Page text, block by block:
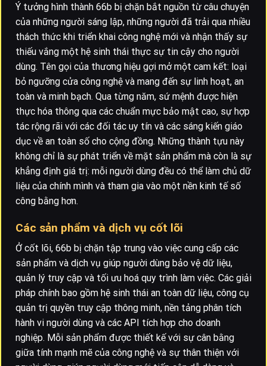
Ý tưởng hình thành 66b bị chặn bắt nguồn từ câu chuyện
của những người sáng lập, những người đã trải qua nhiều
thách thức khi triển khai công nghệ mới và nhận thấy sự
thiếu vắng một hệ sinh thái thực sự tin cậy cho người
dùng. Tên gọi của thương hiệu gợi mở một cam kết: loại
bỏ ngưỡng cửa công nghệ và mang đến sự linh hoạt, an
toàn và minh bạch. Qua từng năm, sứ mệnh được hiện
thực hóa thông qua các chuẩn mực bảo mật cao, sự hợp
tác rộng rãi với các đối tác uy tín và các sáng kiến giáo
dục về an toàn số cho cộng đồng. Những thành tựu này
không chỉ là sự phát triển về mặt sản phẩm mà còn là sự
khẳng định giá trị: mỗi người dùng đều có thể làm chủ dữ
liệu của chính mình và tham gia vào một nền kinh tế số
công bằng hơn.
Các sản phẩm và dịch vụ cốt lõi
Ở cốt lõi, 66b bị chặn tập trung vào việc cung cấp các
sản phẩm và dịch vụ giúp người dùng bảo vệ dữ liệu,
quản lý truy cập và tối ưu hoá quy trình làm việc. Các giải
pháp chính bao gồm hệ sinh thái an toàn dữ liệu, công cụ
quản trị quyền truy cập thông minh, nền tảng phân tích
hành vi người dùng và các API tích hợp cho doanh
nghiệp. Mỗi sản phẩm được thiết kế với sự cân bằng
giữa tính mạnh mẽ của công nghệ và sự thân thiện với